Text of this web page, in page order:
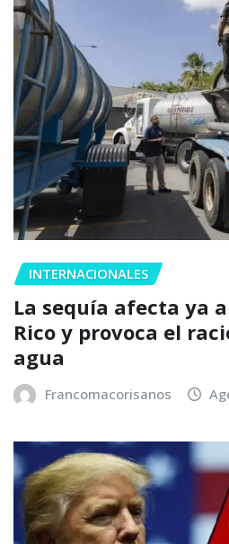
INTERNACIONALES
La sequía afecta ya
Rico y provoca el
agua
Francomacorisanos